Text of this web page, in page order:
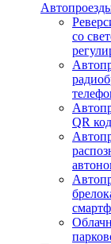
со
QR